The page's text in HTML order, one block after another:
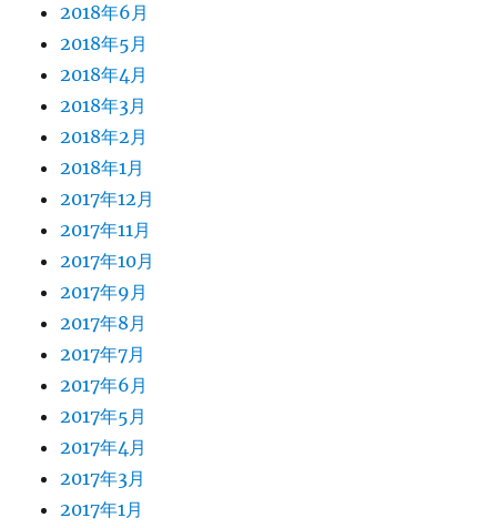
2018年6月
2018年5月
2018年4月
2018年3月
2018年2月
2018年1月
2017年12月
2017年11月
2017年10月
2017年9月
2017年8月
2017年7月
2017年6月
2017年5月
2017年4月
2017年3月
2017年1月